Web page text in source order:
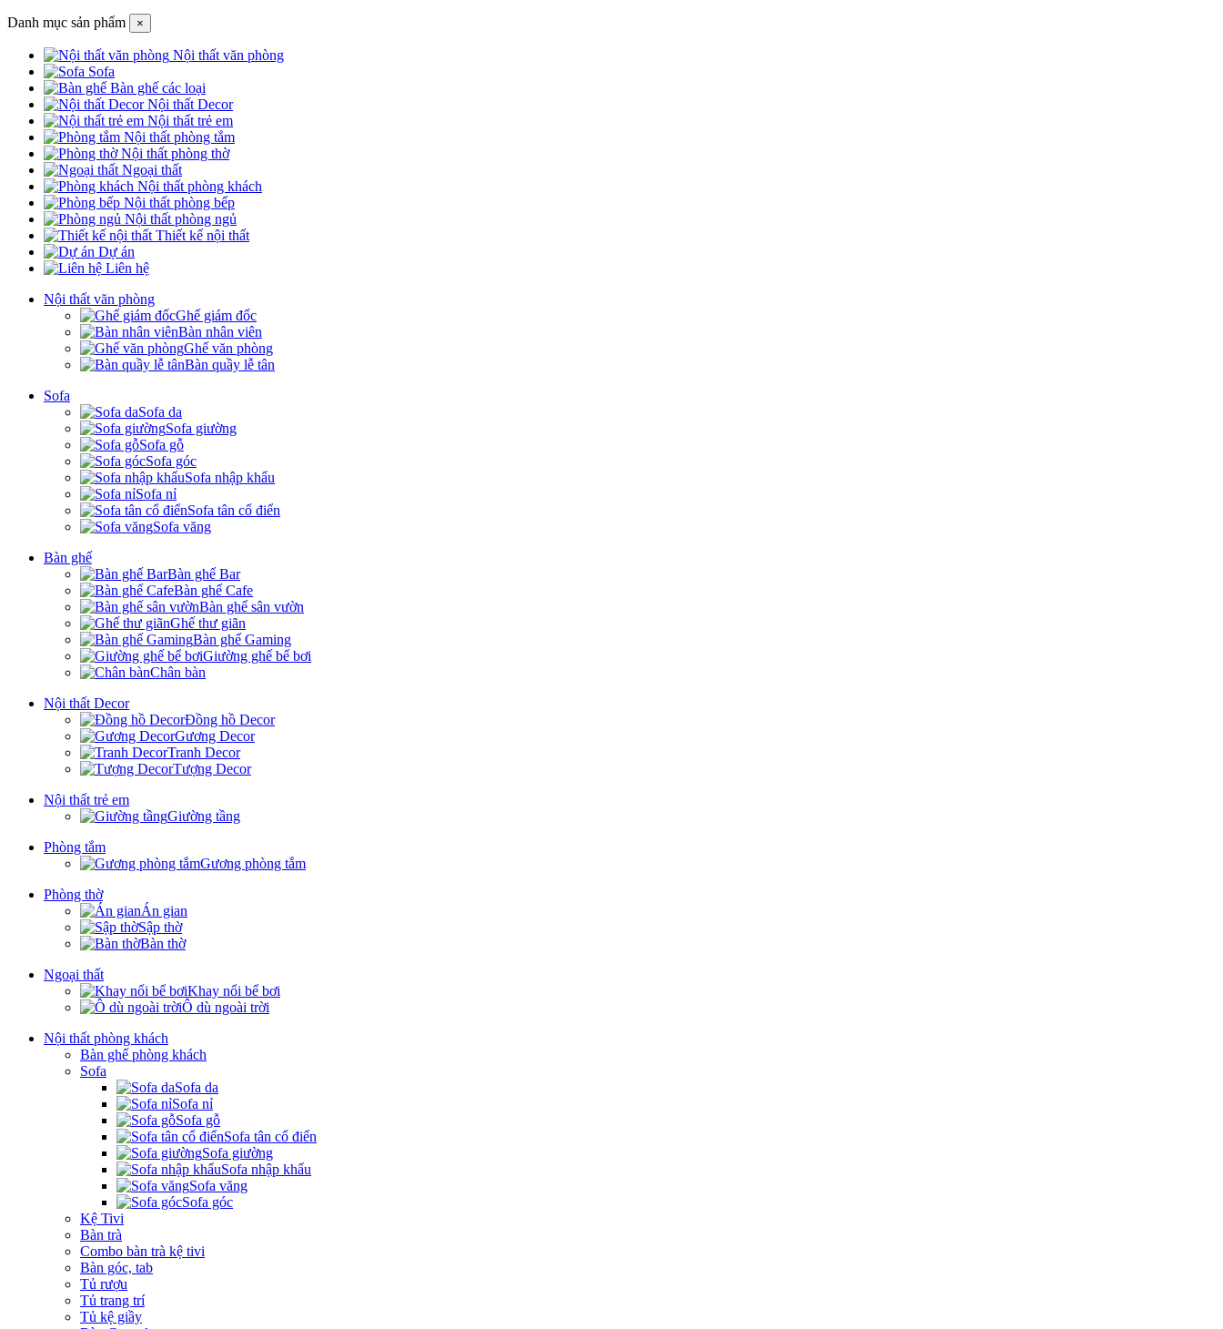
Danh mục sản phẩm ×
Nội thất văn phòng
Sofa
Bàn ghế các loại
Nội thất Decor
Nội thất trẻ em
Nội thất phòng tắm
Nội thất phòng thờ
Ngoại thất
Nội thất phòng khách
Nội thất phòng bếp
Nội thất phòng ngủ
Thiết kế nội thất
Dự án
Liên hệ
Nội thất văn phòng
Ghế giám đốc
Bàn nhân viên
Ghế văn phòng
Bàn quầy lễ tân
Sofa
Sofa da
Sofa giường
Sofa gỗ
Sofa góc
Sofa nhập khẩu
Sofa nỉ
Sofa tân cổ điển
Sofa văng
Bàn ghế
Bàn ghế Bar
Bàn ghế Cafe
Bàn ghế sân vườn
Ghế thư giãn
Bàn ghế Gaming
Giường ghế bể bơi
Chân bàn
Nội thất Decor
Đồng hồ Decor
Gương Decor
Tranh Decor
Tượng Decor
Nội thất trẻ em
Giường tầng
Phòng tắm
Gương phòng tắm
Phòng thờ
Án gian
Sập thờ
Bàn thờ
Ngoại thất
Khay nổi bể bơi
Ô dù ngoài trời
Nội thất phòng khách
Bàn ghế phòng khách
Sofa
Sofa da
Sofa nỉ
Sofa gỗ
Sofa tân cổ điển
Sofa giường
Sofa nhập khẩu
Sofa văng
Sofa góc
Kệ Tivi
Bàn trà
Combo bàn trà kệ tivi
Bàn góc, tab
Tủ rượu
Tủ trang trí
Tủ kệ giầy